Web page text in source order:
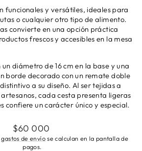
funcionales y versátiles, ideales para
o cualquier otro tipo de alimento.
convierte en una opción práctica
frescos y accesibles en la mesa
diámetro de 16 cm en la base y una
borde decorado con un remate doble
a su diseño. Al ser tejidas a
cada cesta presenta ligeras
confiere un carácter único y especial.
Precio
habitual
$60 000
gastos de envíose calculan en la pantalla de
pagos.